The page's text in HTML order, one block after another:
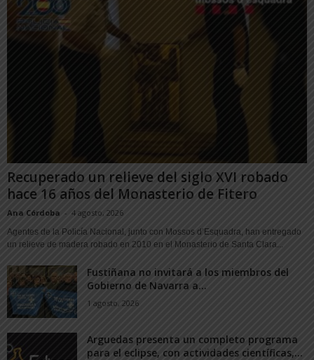
Recuperado un relieve del siglo XVI robado
hace 16 años del Monasterio de Fitero
Ana Córdoba - 4 agosto, 2026
Agentes de la Policía Nacional, junto con Mossos d’Esquadra, han entregado
un relieve de madera robado en 2010 en el Monasterio de Santa Clara...
Fustiñana no invitará a los miembros del
Gobierno de Navarra a...
1 agosto, 2026
Arguedas presenta un completo programa
para el eclipse, con actividades científicas,...